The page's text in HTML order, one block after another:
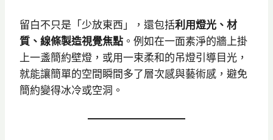
留白不只是「少放東西」，還包括利用燈光、材
質、線條製造視覺焦點 。例如在一面素淨的牆上掛
上一盞簡約壁燈，或用一束柔和的吊燈引導目光，
就能讓簡單的空間瞬間多了層次感與藝術感，避免
簡約變得冰冷或空洞。